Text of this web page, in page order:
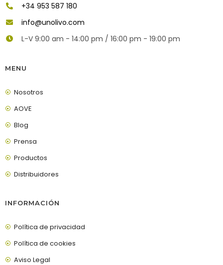
+34 953 587 180
info@unolivo.com
L-V 9:00 am - 14:00 pm / 16:00 pm - 19:00 pm
MENU
Nosotros
AOVE
Blog
Prensa
Productos
Distribuidores
INFORMACIÓN
Política de privacidad
Política de cookies
Aviso Legal